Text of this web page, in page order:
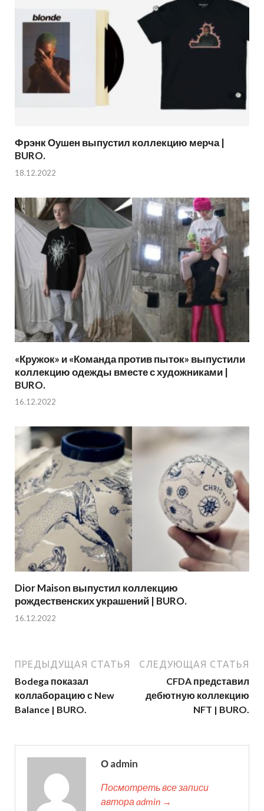
Фрэнк Оушен выпустил коллекцию мерча |
BURO.
18.12.2022
«Кружок» и «Команда против пыток» выпустили
коллекцию одежды вместе с художниками |
BURO.
16.12.2022
Dior Maison выпустил коллекцию
рождественских украшений | BURO.
16.12.2022
ПРЕДЫДУЩАЯ СТАТЬЯ
Bodega показал
коллаборацию с New
Balance | BURO.
СЛЕДУЮЩАЯ СТАТЬЯ
CFDA представил
дебютную коллекцию
NFT | BURO.
О admin
Посмотреть все записи
автора admin →